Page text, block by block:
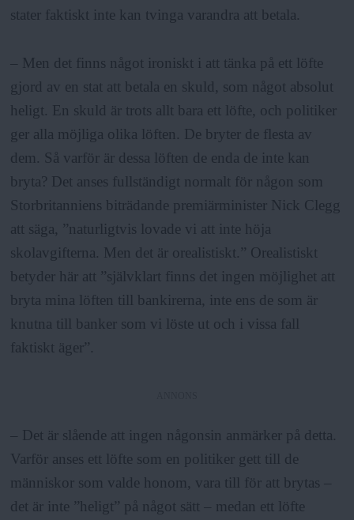
stater faktiskt inte kan tvinga varandra att betala.
– Men det finns något ironiskt i att tänka på ett löfte
gjord av en stat att betala en skuld, som något absolut
heligt. En skuld är trots allt bara ett löfte, och politiker
ger alla möjliga olika löften. De bryter de flesta av
dem. Så varför är dessa löften de enda de inte kan
bryta? Det anses fullständigt normalt för någon som
Storbritanniens biträdande premiärminister Nick Clegg
att säga, ”naturligtvis lovade vi att inte höja
skolavgifterna. Men det är orealistiskt.” Orealistiskt
betyder här att ”självklart finns det ingen möjlighet att
bryta mina löften till bankirerna, inte ens de som är
knutna till banker som vi löste ut och i vissa fall
faktiskt äger”.
– Det är slående att ingen någonsin anmärker på detta.
Varför anses ett löfte som en politiker gett till de
människor som valde honom, vara till för att brytas –
det är inte ”heligt” på något sätt – medan ett löfte